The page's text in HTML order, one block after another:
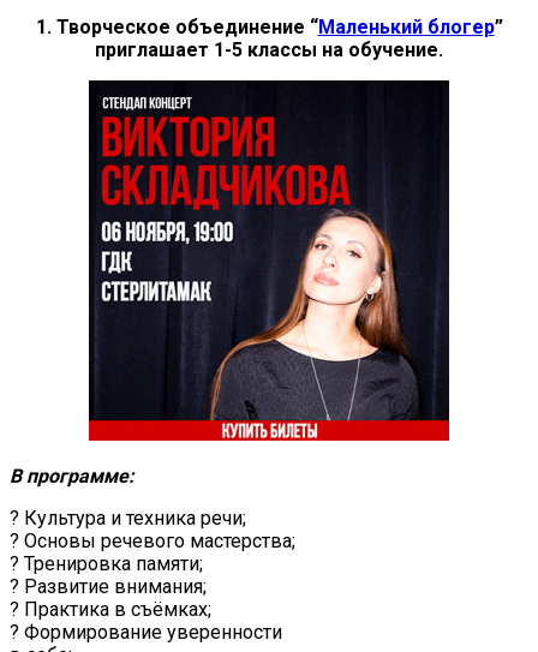
1. Творческое объединение “Маленький блогер”
приглашает 1-5 классы на обучение.
В программе:
? Культура и техника речи;
? Основы речевого мастерства;
? Тренировка памяти;
? Развитие внимания;
? Практика в съёмках;
? Формирование уверенности